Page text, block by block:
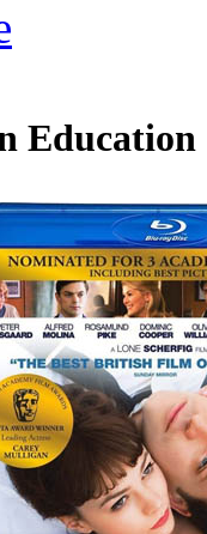
Education